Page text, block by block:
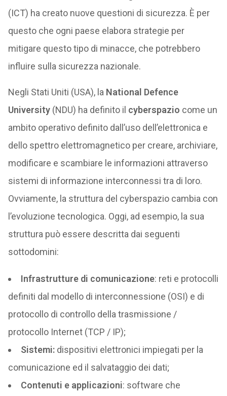
(ICT) ha creato nuove questioni di sicurezza. È per
questo che ogni paese elabora strategie per
mitigare questo tipo di minacce, che potrebbero
influire sulla sicurezza nazionale.
Negli Stati Uniti (USA), la National Defence
University(NDU) ha definito il cyberspazio come un
ambito operativo definito dall’uso dell’elettronica e
dello spettro elettromagnetico per creare, archiviare,
modificare e scambiare le informazioni attraverso
sistemi di informazione interconnessi tra di loro.
Ovviamente, la struttura del cyberspazio cambia con
l’evoluzione tecnologica. Oggi, ad esempio, la sua
struttura può essere descritta dai seguenti
sottodomini:
Infrastrutture di comunicazione: reti e protocolli
definiti dal modello di interconnessione (OSI) e di
protocollo di controllo della trasmissione /
protocollo Internet (TCP / IP);
Sistemi: dispositivi elettronici impiegati per la
comunicazione ed il salvataggio dei dati;
Contenuti e applicazioni: software che